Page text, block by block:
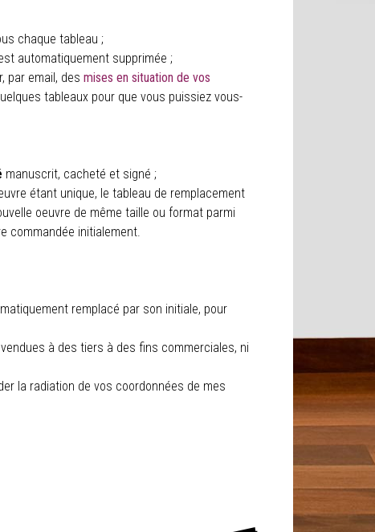
chaque tableau ;
automatiquement supprimée ;
par email, des mises en situation de vos
tableaux pour que vous puissiez vous-
manuscrit, cacheté et signé ;
étant unique, le tableau de remplacement
oeuvre de même taille ou format parmi
commandée initialement.
remplacé par son initiale, pour
à des tiers à des fins commerciales, ni
la radiation de vos coordonnées de mes